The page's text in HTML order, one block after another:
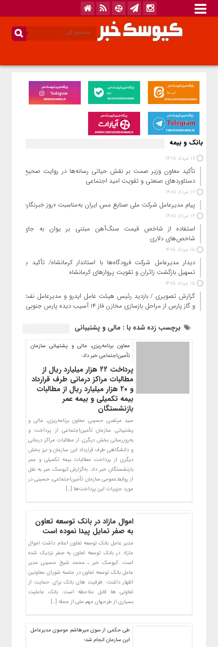
بانک و بیمه
17 مرداد 1405
تأکید معاون وزیر صمت بر نقش حیاتی رسانه‌ها در روایت صحیح
دستاوردهای صنعتی و تقویت امید اجتماعی
17 مرداد 1405
پیام مدیرعامل شرکت ملی صنایع مس ایران به‌مناسبت «روز خبرنگار»
16 مرداد 1405
استفاده از شاخص قیمت سنگ‌آهن مبتنی بر یوان به جای
شاخص‌های دلاری
15 مرداد 1405
دیدار مدیرعامل شرکت فرودگاه‌ها با استاندار کرمانشاه/ تأکید بر
تسهیل بازگشت زائران و تقویت پروازهای کرمانشاه
15 مرداد 1405
گزارش تصویری / بازدید رئیس هیئت عامل ایدرو و مدیرعامل نفت
و گاز پارس از مراحل بازسازی مخازن فاز ۱۴ آسیب دیده پارس جنوبی
برچسب زده شده با : مالی و پشتیبانی
معاون برنامه‌ریزی، مالی و پشتیبانی سازمان
تأمین‌اجتماعی خبر داد:
پرداخت ۲۲ هزار میلیارد ریال از
مطالبات مراکز درمانی طرف قرارداد
و ۲۰ هزار میلیارد ریال از مطالبات
بیمه تکمیلی و بیمه عمر
بازنشستگان
سید مرتضی حسینی معاون برنامه‌ریزی، مالی و
پشتیبانی سازمان تأمین‌اجتماعی از پرداخت و
به‌روزرسانی بخش دیگری از مطالبات مراکز درمانی
و دانشگاهی طرف قرارداد این سازمان و نیز بخش
دیگری از پرداخت مطالبات بیمه تکمیلی و عمر
بازنشستگان خبر داد. به‌گزارش کیوسک خبر به نقل
از روابط‌عمومی سازمان تأمین‌اجتماعی، حسینی در
مورد جزییات این پرداخت‌ها […]
اموال مازاد در بانک توسعه تعاون
به صفر تمایل پیدا نموده است
مدیر عامل بانک توسعه تعاون اعلام داشت اموال
مازاد در بانک توسعه تعاون به صفر نزدیک شده
است. کیوسک خبر ـ محمد شیخ حسینی مدیر
عامل بانک توسعه تعاون در جلسه شورای معاونین
اظهار داشت: ظرفیت های بانک برای حمایت از
تعاونی ها قابل ملاحظه است. بانک عاملیت
بسیاری از طرحهای مهم ملی از جمله […]
طی حکمی از سوی میرهاشم موسوی مدیرعامل
این سازمان انجام شد؛